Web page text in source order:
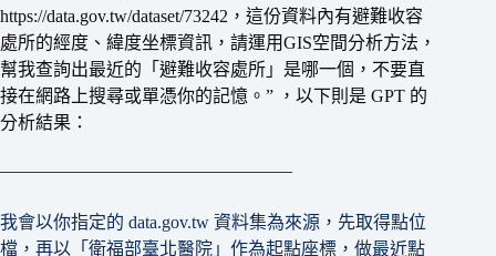
https://data.gov.tw/dataset/73242，這份資料內有避難收容
處所的經度、緯度坐標資訊，請運用GIS空間分析方法，
幫我查詢出最近的「避難收容處所」是哪一個，不要直
接在網路上搜尋或單憑你的記憶。” ，以下則是 GPT 的
分析結果：
————————————————–
我會以你指定的 data.gov.tw 資料集為來源，先取得點位
檔，再以「衛福部臺北醫院」作為起點座標，做最近點